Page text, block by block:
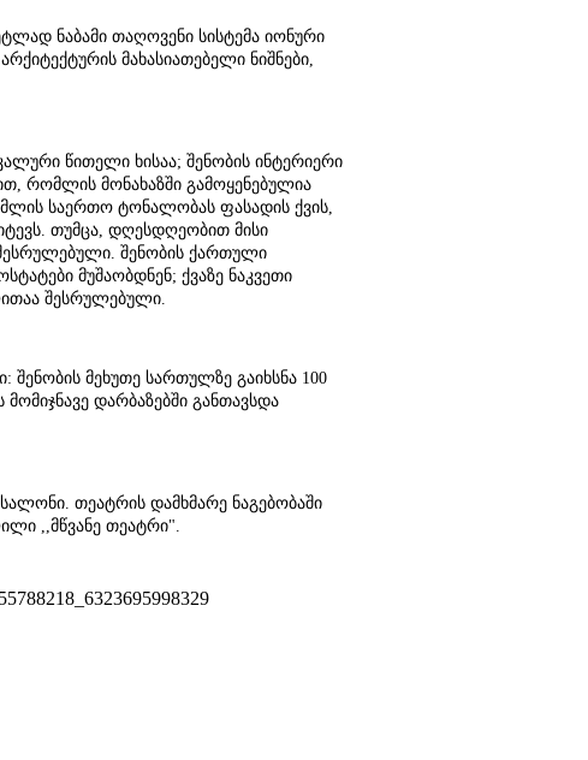
ნაბამი თაღოვენი სისტემა იონური
მახასიათებელი ნიშნები,
წითელი ხისაა; შენობის ინტერიერი
რომლის მონახაზში გამოყენებულია
საერთო ტონალობას ფასადის ქვის,
თუმცა, დღესდღეობით მისი
შენობის ქართული
მუშაობდნენ; ქვაზე ნაკვეთი
შესრულებული.
მეხუთე სართულზე გაიხსნა 100
დარბაზებში განთავსდა
თეატრის დამხმარე ნაგებობაში
,,მწვანე თეატრი".